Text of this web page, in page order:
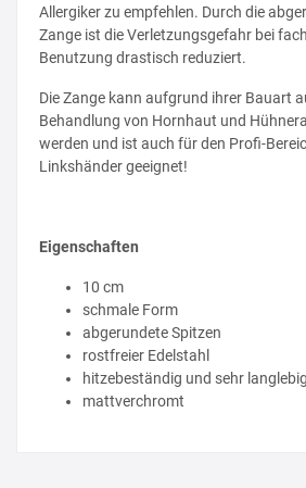
Allergiker zu empfehlen. Durch die
Zange ist die Verletzungsgefahr bei
Benutzung drastisch reduziert.
Die Zange kann aufgrund ihrer Bauart
Behandlung von Hornhaut und
werden und ist auch für den Profi-
Linkshänder geeignet!
Eigenschaften
10 cm
schmale Form
abgerundete Spitzen
rostfreier Edelstahl
hitzebeständig und sehr langlebig
mattverchromt